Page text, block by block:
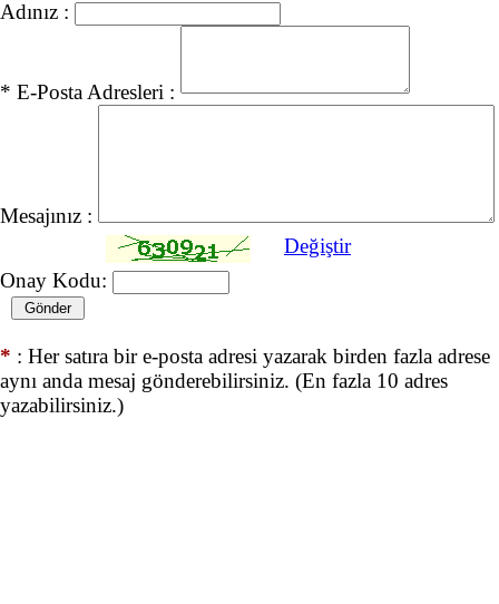
Adınız :
* E-Posta Adresleri :
Mesajınız :
Değiştir
Onay Kodu:
* : Her satıra bir e-posta adresi yazarak birden fazla adrese
aynı anda mesaj gönderebilirsiniz. (En fazla 10 adres
yazabilirsiniz.)